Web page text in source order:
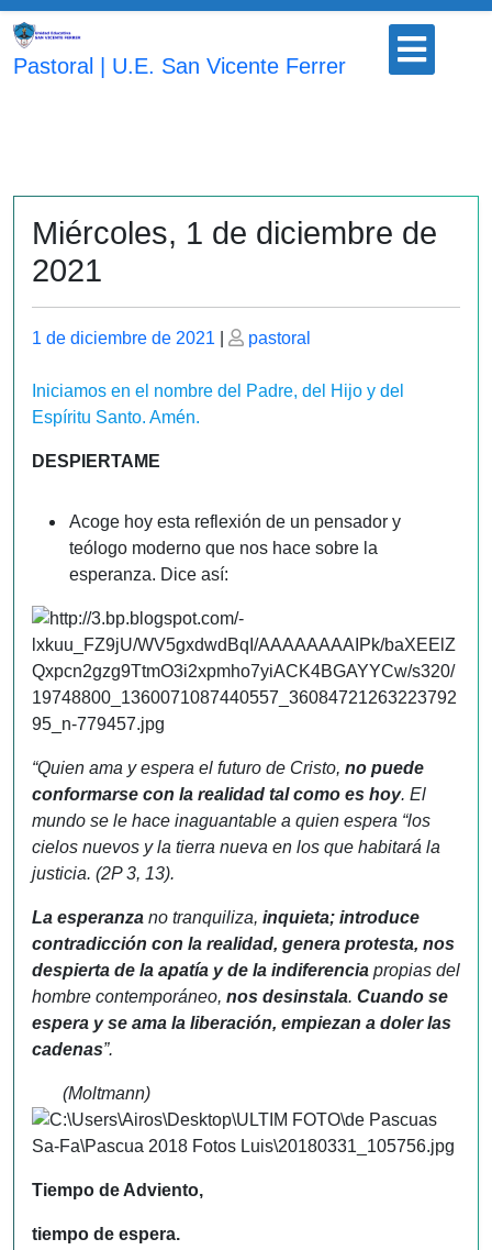
Saltar
contenido
Pastoral | U.E. San Vicente Ferrer
Botón
abrir
Miércoles, 1 de diciembre de
2021
Publicado
1 de diciembre de 2021
Publicado
pastoral
Iniciamos en el nombre del Padre, del Hijo y del
Espíritu Santo. Amén.
DESPIERTAME
Acoge hoy esta reflexión de un pensador y
teólogo moderno que nos hace sobre la
esperanza. Dice así:
“Quien ama y espera el futuro de Cristo, no puede
conformarse con la realidad tal como es hoy. El
mundo se le hace inaguantable a quien espera “los
cielos nuevos y la tierra nueva en los que habitará la
justicia. (2P 3, 13).
La esperanza no tranquiliza, inquieta; introduce
contradicción con la realidad, genera protesta, nos
despierta de la apatía y de la indiferencia propias del
hombre contemporáneo, nos desinstala. Cuando se
espera y se ama la liberación, empiezan a doler las
cadenas”.
(Moltmann)
Tiempo de Adviento,
tiempo de espera.